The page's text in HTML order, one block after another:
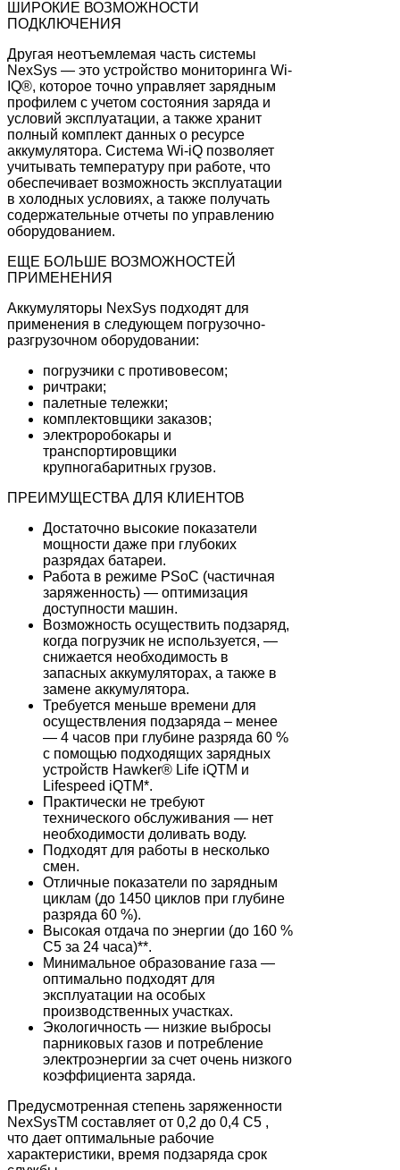
ШИРОКИЕ ВОЗМОЖНОСТИ
ПОДКЛЮЧЕНИЯ
Другая неотъемлемая часть системы
NexSys — это устройство мониторинга Wi-
IQ®, которое точно управляет зарядным
профилем с учетом состояния заряда и
условий эксплуатации, а также хранит
полный комплект данных о ресурсе
аккумулятора. Система Wi-iQ позволяет
учитывать температуру при работе, что
обеспечивает возможность эксплуатации
в холодных условиях, а также получать
содержательные отчеты по управлению
оборудованием.
ЕЩЕ БОЛЬШЕ ВОЗМОЖНОСТЕЙ
ПРИМЕНЕНИЯ
Аккумуляторы NexSys подходят для
применения в следующем погрузочно-
разгрузочном оборудовании:
погрузчики с противовесом;
ричтраки;
палетные тележки;
комплектовщики заказов;
электроробокары и
транспортировщики
крупногабаритных грузов.
ПРЕИМУЩЕСТВА ДЛЯ КЛИЕНТОВ
Достаточно высокие показатели
мощности даже при глубоких
разрядах батареи.
Работа в режиме PSoC (частичная
заряженность) — оптимизация
доступности машин.
Возможность осуществить подзаряд,
когда погрузчик не используется, —
снижается необходимость в
запасных аккумуляторах, а также в
замене аккумулятора.
Требуется меньше времени для
осуществления подзаряда – менее
— 4 часов при глубине разряда 60 %
с помощью подходящих зарядных
устройств Hawker® Life iQTM и
Lifespeed iQTM*.
Практически не требуют
технического обслуживания — нет
необходимости доливать воду.
Подходят для работы в несколько
смен.
Отличные показатели по зарядным
циклам (до 1450 циклов при глубине
разряда 60 %).
Высокая отдача по энергии (до 160 %
C5 за 24 часа)**.
Минимальное образование газа —
оптимально подходят для
эксплуатации на особых
производственных участках.
Экологичность — низкие выбросы
парниковых газов и потребление
электроэнергии за счет очень низкого
коэффициента заряда.
Предусмотренная степень заряженности
NexSysTM составляет от 0,2 до 0,4 C5 ,
что дает оптимальные рабочие
характеристики, время подзаряда срок